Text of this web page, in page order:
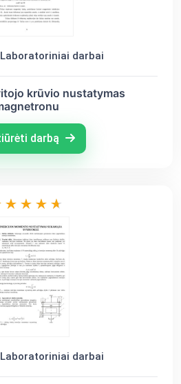
Laboratoriniai darbai
krūvio nustatymas
darbą
Laboratoriniai darbai